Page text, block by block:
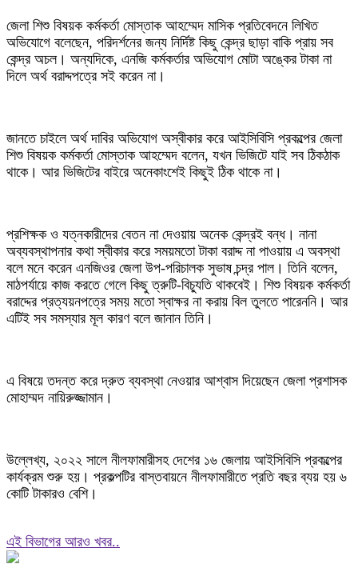
জেলা শিশু বিষয়ক কর্মকর্তা মোস্তাক আহম্মেদ মাসিক প্রতিবেদনে লিখিত
অভিযোগে বলেছেন, পরিদর্শনের জন্য নির্দিষ্ট কিছু কেন্দ্র ছাড়া বাকি প্রায় সব
কেন্দ্র অচল। অন্যদিকে, এনজি কর্মকর্তার অভিযোগ মোটা অঙ্কের টাকা না
দিলে অর্থ বরাদ্দপত্রে সই করেন না।
জানতে চাইলে অর্থ দাবির অভিযোগ অস্বীকার করে আইসিবিসি প্রকল্পের জেলা
শিশু বিষয়ক কর্মকর্তা মোস্তাক আহম্মেদ বলেন, যখন ভিজিটে যাই সব ঠিকঠাক
থাকে। আর ভিজিটের বাইরে অনেকাংশেই কিছুই ঠিক থাকে না।
প্রশিক্ষক ও যত্নকারীদের বেতন না দেওয়ায় অনেক কেন্দ্রই বন্ধ। নানা
অব্যবস্থাপনার কথা স্বীকার করে সময়মতো টাকা বরাদ্দ না পাওয়ায় এ অবস্থা
বলে মনে করেন এনজিওর জেলা উপ-পরিচালক সুভাষ চন্দ্র পাল। তিনি বলেন,
মাঠপর্যায়ে কাজ করতে গেলে কিছু ত্রুটি-বিচ্যুতি থাকবেই। শিশু বিষয়ক কর্মকর্তা
বরাদ্দের প্রত্যয়নপত্রে সময় মতো স্বাক্ষর না করায় বিল তুলতে পারেননি। আর
এটিই সব সমস্যার মূল কারণ বলে জানান তিনি।
এ বিষয়ে তদন্ত করে দ্রুত ব্যবস্থা নেওয়ার আশ্বাস দিয়েছেন জেলা প্রশাসক
মোহাম্মদ নায়িরুজ্জামান।
উল্লেখ্য, ২০২২ সালে নীলফামারীসহ দেশের ১৬ জেলায় আইসিবিসি প্রকল্পের
কার্যক্রম শুরু হয়। প্রকল্পটির বাস্তবায়নে নীলফামারীতে প্রতি বছর ব্যয় হয় ৬
কোটি টাকারও বেশি।
এই বিভাগের আরও খবর..